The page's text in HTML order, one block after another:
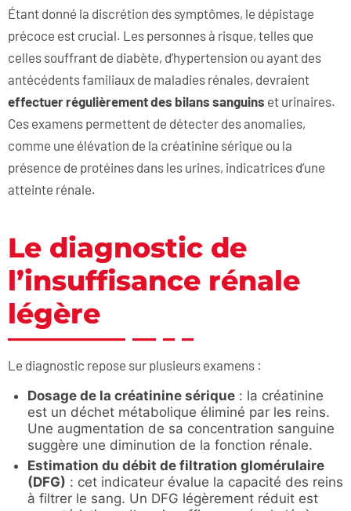
Étant donné la discrétion des symptômes, le dépistage
précoce est crucial. Les personnes à risque, telles que
celles souffrant de diabète, d’hypertension ou ayant des
antécédents familiaux de maladies rénales, devraient
effectuer régulièrement des bilans sanguins et urinaires.
Ces examens permettent de détecter des anomalies,
comme une élévation de la créatinine sérique ou la
présence de protéines dans les urines, indicatrices d’une
atteinte rénale.
Le diagnostic de
l’insuffisance rénale
légère
Le diagnostic repose sur plusieurs examens :
Dosage de la créatinine sérique : la créatinine
est un déchet métabolique éliminé par les reins.
Une augmentation de sa concentration sanguine
suggère une diminution de la fonction rénale.
Estimation du débit de filtration glomérulaire
(DFG) : cet indicateur évalue la capacité des reins
à filtrer le sang. Un DFG légèrement réduit est